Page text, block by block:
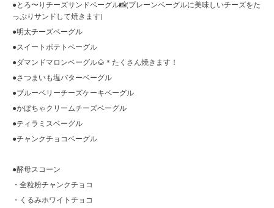
●とろ〜りチーズサンドベーグル📸(プレーンベーグルに美味しいチーズをた
っぷりサンドして焼きます)
●明太チーズベーグル
●スイートポテトベーグル
●ダマンドマロンベーグル🌰＊たくさん焼きます！
●さつまいも塩バターベーグル
●ブルーベリーチーズケーキベーグル
●かぼちゃクリームチーズベーグル
●ティラミスベーグル
●チャンクチョコベーグル
●酵母スコーン
・全粒粉チャンクチョコ
・くるみホワイトチョコ